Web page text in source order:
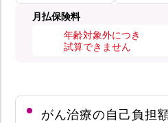
月払保険料
年齢対象外につき
試算できません
がん治療の自己負担